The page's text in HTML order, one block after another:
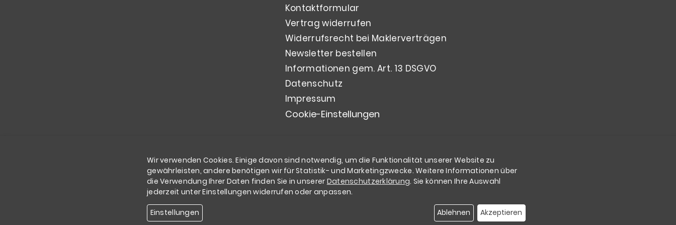
Kontaktformular
Vertrag widerrufen
Widerrufsrecht bei Maklerverträgen
Newsletter bestellen
Informationen gem. Art. 13 DSGVO
Datenschutz
Impressum
Cookie-Einstellungen
Wir verwenden Cookies. Einige davon sind notwendig, um die Funktionalität unserer Website zu
gewährleisten, andere benötigen wir für Statistik- und Marketingzwecke. Weitere Informationen über
die Verwendung Ihrer Daten finden Sie in unserer Datenschutzerklärung. Sie können Ihre Auswahl
jederzeit unter Einstellungen widerrufen oder anpassen.
Einstellungen Ablehnen Akzeptieren